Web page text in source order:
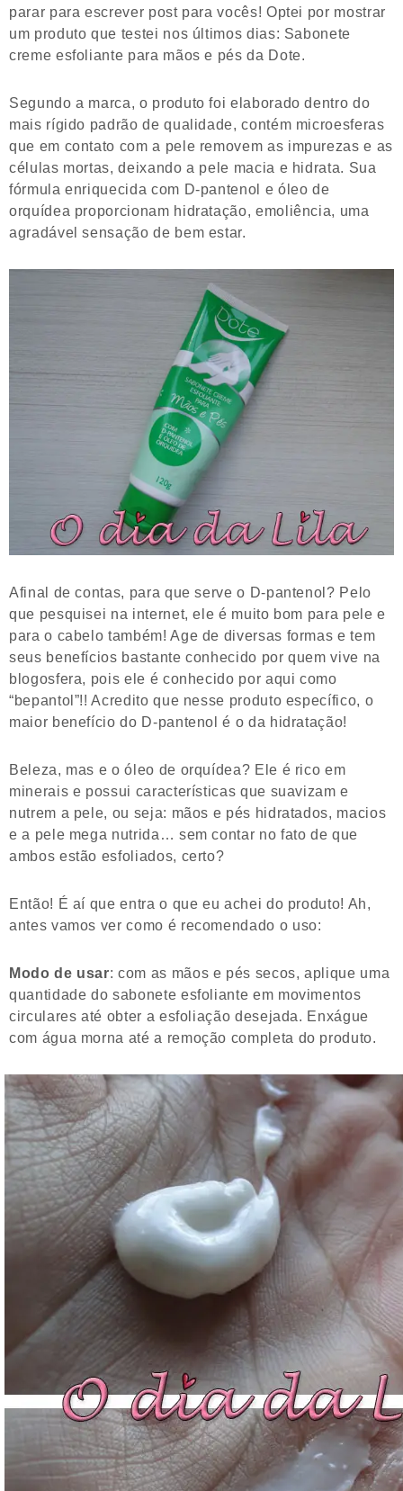
parar para escrever post para vocês! Optei por mostrar
um produto que testei nos últimos dias: Sabonete
creme esfoliante para mãos e pés da Dote.
Segundo a marca, o produto foi elaborado dentro do
mais rígido padrão de qualidade, contém microesferas
que em contato com a pele removem as impurezas e as
células mortas, deixando a pele macia e hidrata. Sua
fórmula enriquecida com D-pantenol e óleo de
orquídea proporcionam hidratação, emoliência, uma
agradável sensação de bem estar.
Afinal de contas, para que serve o D-pantenol? Pelo
que pesquisei na internet, ele é muito bom para pele e
para o cabelo também! Age de diversas formas e tem
seus benefícios bastante conhecido por quem vive na
blogosfera, pois ele é conhecido por aqui como
“bepantol”!! Acredito que nesse produto específico, o
maior benefício do D-pantenol é o da hidratação!
Beleza, mas e o óleo de orquídea? Ele é rico em
minerais e possui características que suavizam e
nutrem a pele, ou seja: mãos e pés hidratados, macios
e a pele mega nutrida… sem contar no fato de que
ambos estão esfoliados, certo?
Então! É aí que entra o que eu achei do produto! Ah,
antes vamos ver como é recomendado o uso:
Modo de usar: com as mãos e pés secos, aplique uma
quantidade do sabonete esfoliante em movimentos
circulares até obter a esfoliação desejada. Enxágue
com água morna até a remoção completa do produto.